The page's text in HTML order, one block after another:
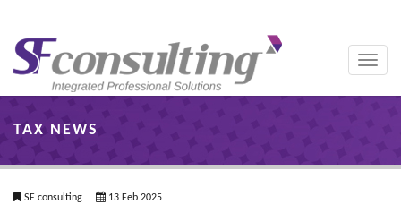
Toggle
TAX NEWS
SF consulting 13 Feb 2025